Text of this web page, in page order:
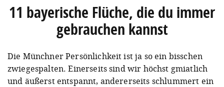
11 bayerische Flüche, die du immer
gebrauchen kannst
Die Münchner Persönlichkeit ist ja so ein bisschen
zwiegespalten. Einerseits sind wir höchst gmiatlich
und äußerst entspannt, andererseits schlummert ein